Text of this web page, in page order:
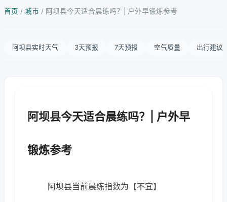
首页 / 城市 / 阿坝县今天适合晨练吗？| 户外早锻炼参考
阿坝县实时天气 3天预报 7天预报 空气质量 出行建议
阿坝县今天适合晨练吗？| 户外早
锻炼参考
阿坝县当前晨练指数为【不宜】